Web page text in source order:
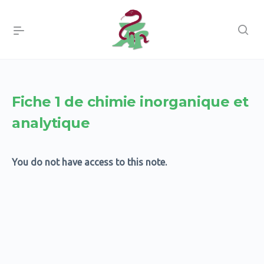
Fiche 1 de chimie inorganique et
analytique
You do not have access to this note.